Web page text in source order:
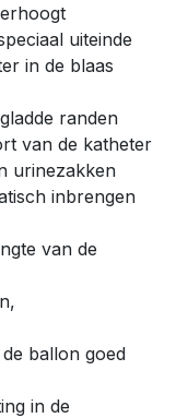
uiteinde
in de blaas
randen
van de katheter
urinezakken
inbrengen
van de
ballon goed
in de